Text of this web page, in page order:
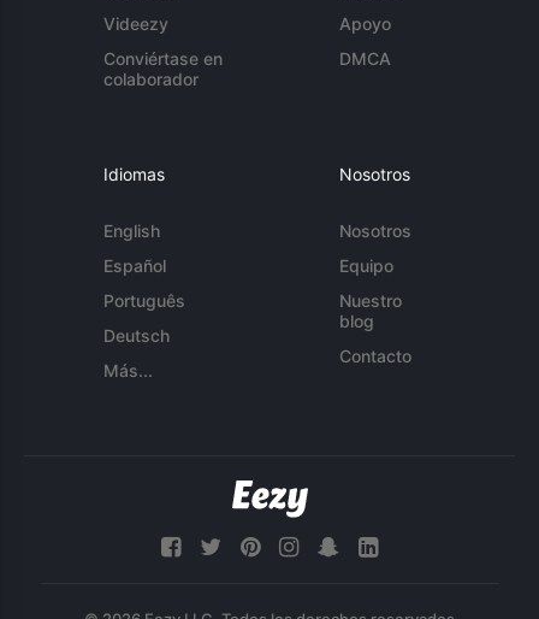
Videezy
Conviértase en
colaborador
Apoyo
DMCA
Idiomas
English
Español
Português
Deutsch
Más...
Nosotros
Nosotros
Equipo
Nuestro
blog
Contacto